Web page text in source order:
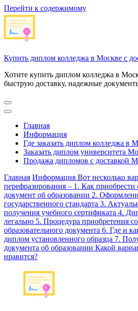
Перейти к содержимому
Купить диплом колледжа в Москве с
Хотите купить диплом колледжа в
быструю доставку, надежные
Главная
Информация
Где заказать диплом колледжа в
Заказать диплом университета
Продажа дипломов с доставкой
Главная Информация Вот несколько
перефразирования – 1. Как
документ об образовании 2.
государственного стандарта 3.
получения учебного сертификата 4.
легально 5. Процедура приобретения
образовательного документа 6. Где и
диплом установленного образца 7.
документа об образовании Какой
нравится?